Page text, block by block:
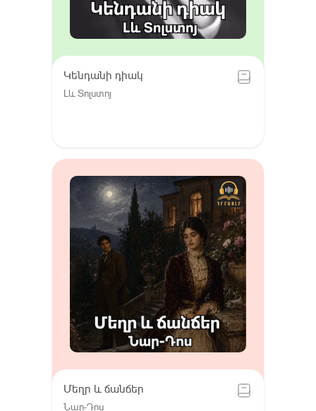
Կենդանի դիակ
Լև Տոլստոյ
Մեղր և ճանճեր
Նար-Դոս